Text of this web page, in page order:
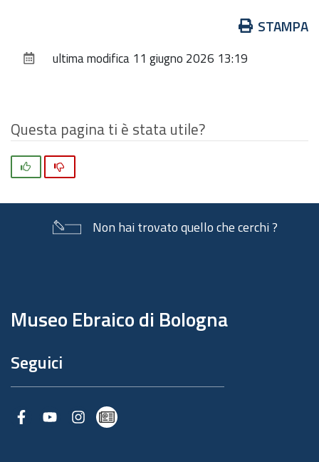
documento
STAMPA
ultima modifica 11 giugno 2026 13:19
Questa pagina ti è stata utile?
Non hai trovato quello che cerchi ?
pagina
Museo Ebraico di Bologna
Seguici
FacebookYoutubeInstagramNewsletter